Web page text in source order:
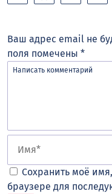
Ваш адрес email не
поля помечены *
Сохранить моё
браузере для